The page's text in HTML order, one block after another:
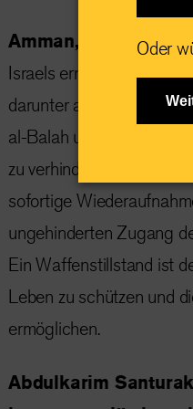
Amman, Jordanien,
Israels erneute
darunter auch Kinder, in
al-Balah und Rafah
zu verhindern, fordert
sofortige
ungehinderten Zugang
Ein Waffenstillstand ist
Leben zu schützen und
ermöglichen.
Abdulkarim
Oder